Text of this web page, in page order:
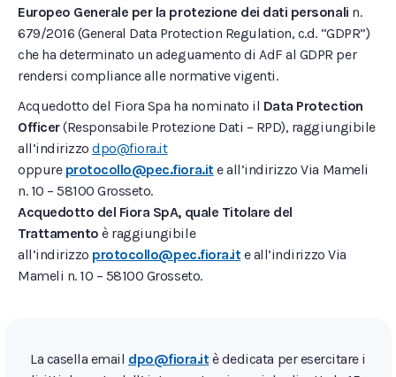
Europeo Generale per la protezione dei dati personali n.
679/2016 (General Data Protection Regulation, c.d. “GDPR”)
che ha determinato un adeguamento di AdF al GDPR per
rendersi compliance alle normative vigenti.
Acquedotto del Fiora Spa ha nominato il Data Protection
Officer(Responsabile Protezione Dati – RPD), raggiungibile
all’indirizzodpo@fiora.it
oppure protocollo@pec.fiora.ite all’indirizzo Via Mameli
n. 10 – 58100 Grosseto.
Acquedotto del Fiora SpA, quale Titolare del
Trattamento è raggiungibile
all’indirizzo protocollo@pec.fiora.ite all’indirizzo Via
Mameli n. 10 – 58100 Grosseto.
La casella email dpo@fiora.itè dedicata per esercitare i